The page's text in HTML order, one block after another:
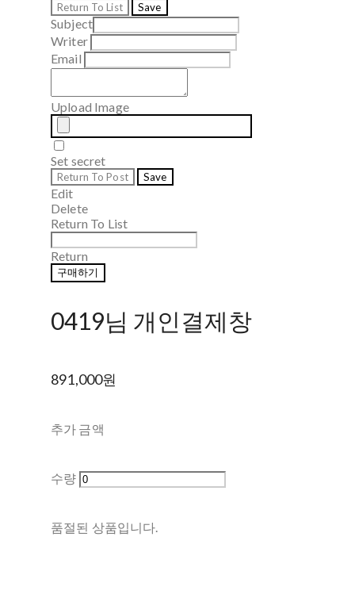
Return To List Save
Subject
Writer
Email
Upload Image
Set secret
Return To Post Save
Edit
Delete
Return To List
Return
구매하기
0419님 개인결제창
891,000원
추가 금액
수량
품절된 상품입니다.